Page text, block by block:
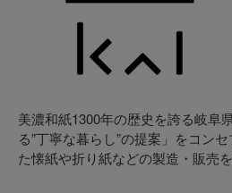
美濃和紙1300年の歴史を誇る岐阜
る”丁寧な暮らし”の提案」をコン
た懐紙や折り紙などの製造・販売を